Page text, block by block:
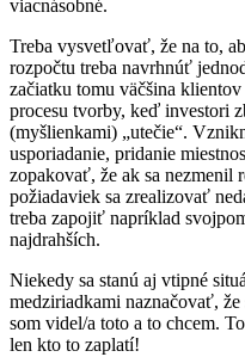
viacnásobné.
Treba vysvetľovať, že na to,
rozpočtu treba navrhnúť
začiatku tomu väčšina
procesu tvorby, keď investori
(myšlienkami) „utečie“.
usporiadanie, pridanie
zopakovať, že ak sa nezmenil
požiadaviek sa zrealizovať
treba zapojiť napríklad
najdrahších.
Niekedy sa stanú aj vtipné
medziriadkami naznačovať,
som videl/a toto a to chcem.
len kto to zaplatí!